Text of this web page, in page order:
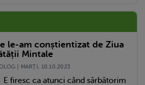
le-am conștientizat de Ziua
Mintale
| MARŢI, 10.10.2023
E firesc ca atunci când sărbătorim